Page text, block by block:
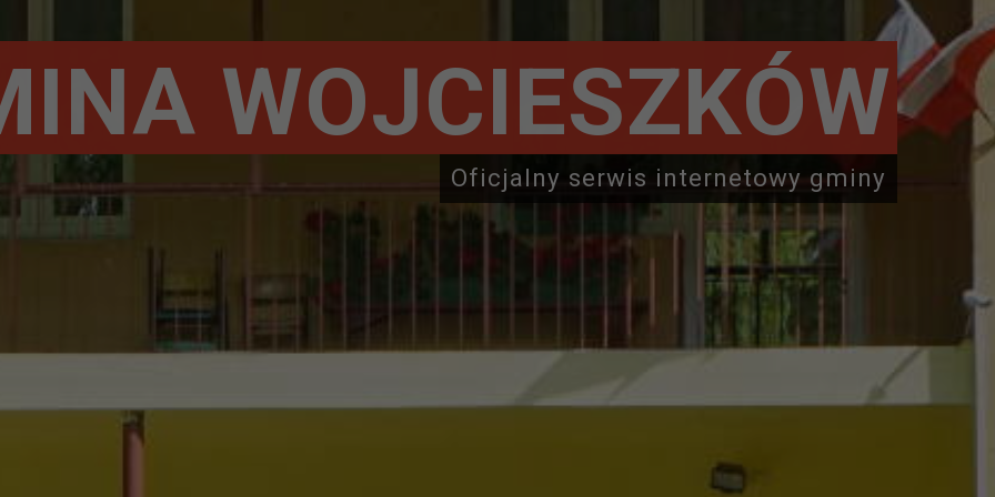
WOJCIESZKÓW
Oficjalny serwis internetowy gminy